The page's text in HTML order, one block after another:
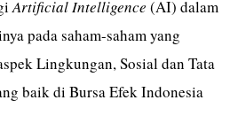
Artificial Intelligence (AI) dalam
pada saham-saham yang
Lingkungan, Sosial dan Tata
baik di Bursa Efek Indonesia